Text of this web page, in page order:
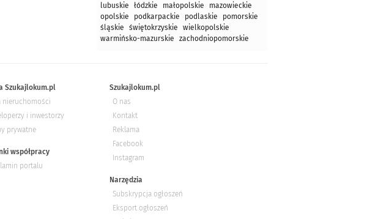
lubuskie
łódzkie małopolskie
mazowieckie
opolskie
podkarpackie podlaskie
pomorskie
śląskie
świętokrzyskie
wielkopolskie
warmińsko-mazurskie
zachodniopomorskie
Szukajlokum.pl
nieruchomości
i inwestorzy
prywatne
współpracy
portalu
Szukajlokum.pl
O nas
Kontakt
Reklama
Facebook
Instagram
Narzędzia
Subskrypcja ogłoszeń
Eksport ogłoszeń